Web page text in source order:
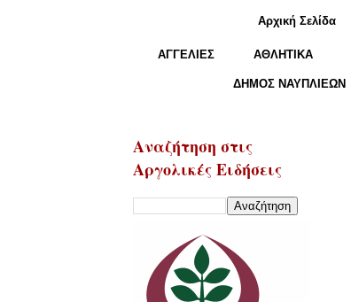
Αρχική Σελίδα
ΑΓΓΕΛΙΕΣ ΑΘΛΗΤΙΚΑ
ΔΗΜΟΣ ΝΑΥΠΛΙΕΩΝ
Αναζήτηση στις
Αργολικές Ειδήσεις